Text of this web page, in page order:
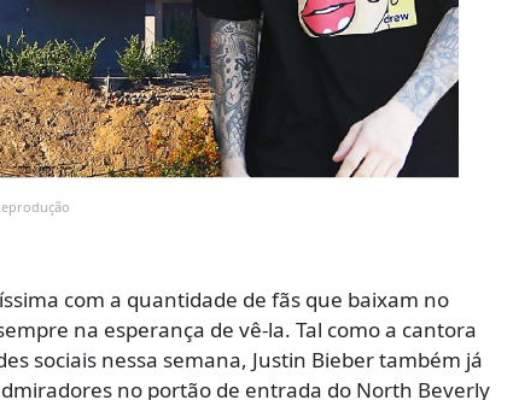
com a quantidade de fãs que baixam no
na esperança de vê-la. Tal como a cantora
sociais nessa semana, Justin Bieber também já
no portão de entrada do North Beverly